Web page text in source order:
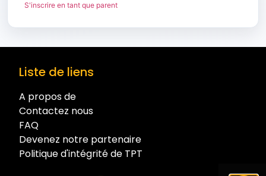
S'inscrire en tant que parent
Liste de liens
A propos de
Contactez nous
FAQ
Devenez notre partenaire
Politique d'intégrité de TPT